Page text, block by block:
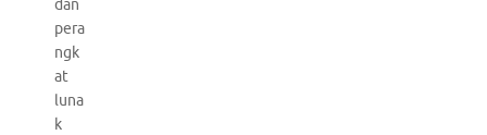
dan
pera
ngk
at
luna
k